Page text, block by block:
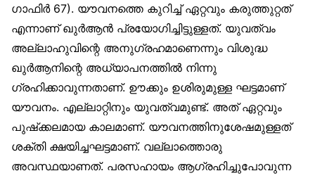
ഗാഫിർ 67). യൗവനത്തെ കുറിച്ച് ഏറ്റവും കരുത്തുറ്റത്
എന്നാണ് ഖുർആൻ പ്രയോഗിച്ചിട്ടുള്ളത്. യുവത്വം
അല്ലാഹുവിന്റെ അനുഗ്രഹമാണെന്നും വിശുദ്ധ
ഖുർആനിന്റെ അധ്യാപനത്തിൽ നിന്നു
ഗ്രഹിക്കാവുന്നതാണ്. ഊക്കും ഉശിരുമുള്ള ഘട്ടമാണ്
യൗവനം. എല്ലാറ്റിനും യുവത്വമുണ്ട്. അത് ഏറ്റവും
പുഷ്‌ക്കലമായ കാലമാണ്. യൗവനത്തിനുശേഷമുള്ളത്
ശക്തി ക്ഷയിച്ചഘട്ടമാണ്. വല്ലാത്തൊരു
അവസ്ഥയാണത്. പരസഹായം ആഗ്രഹിച്ചുപോവുന്ന